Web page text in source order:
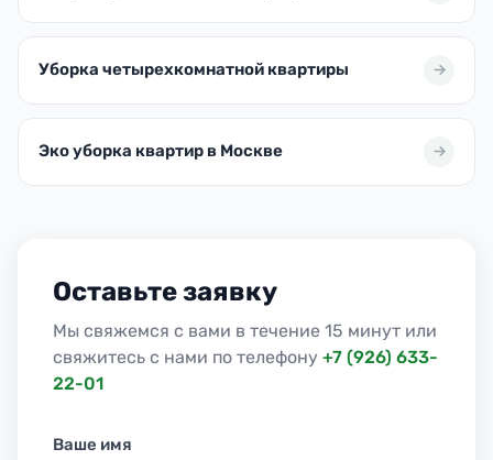
Уборка четырехкомнатной квартиры
Эко уборка квартир в Москве
Оставьте заявку
Мы свяжемся с вами в течение 15 минут или
свяжитесь с нами по телефону +7 (926) 633-
22-01
Ваше имя